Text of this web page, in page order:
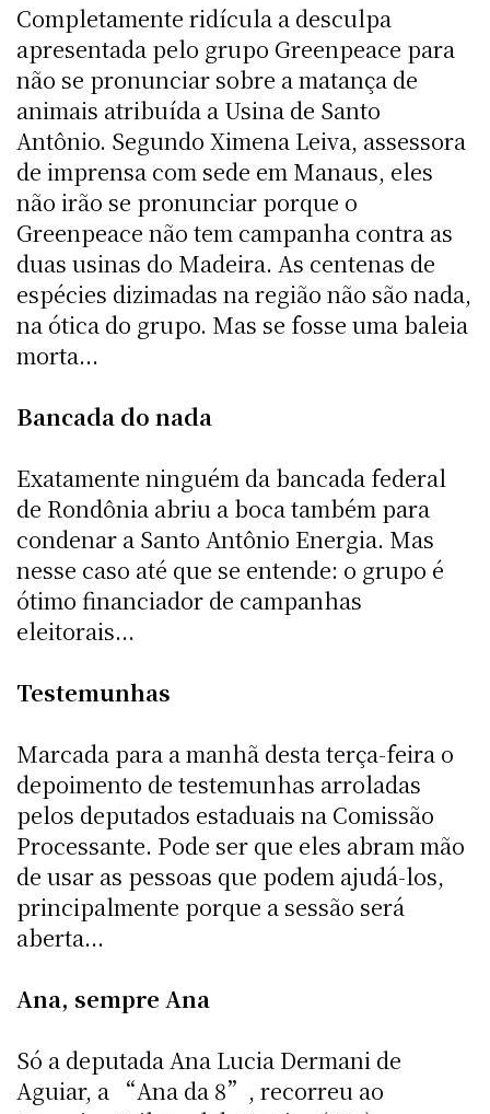
Completamente ridícula a desculpa
apresentada pelo grupo Greenpeace para
não se pronunciar sobre a matança de
animais atribuída a Usina de Santo
Antônio. Segundo Ximena Leiva, assessora
de imprensa com sede em Manaus, eles
não irão se pronunciar porque o
Greenpeace não tem campanha contra as
duas usinas do Madeira. As centenas de
espécies dizimadas na região não são nada,
na ótica do grupo. Mas se fosse uma baleia
morta...
Bancada do nada
Exatamente ninguém da bancada federal
de Rondônia abriu a boca também para
condenar a Santo Antônio Energia. Mas
nesse caso até que se entende: o grupo é
ótimo financiador de campanhas
eleitorais...
Testemunhas
Marcada para a manhã desta terça-feira o
depoimento de testemunhas arroladas
pelos deputados estaduais na Comissão
Processante. Pode ser que eles abram mão
de usar as pessoas que podem ajudá-los,
principalmente porque a sessão será
aberta...
Ana, sempre Ana
Só a deputada Ana Lucia Dermani de
Aguiar, a “Ana da 8”, recorreu ao